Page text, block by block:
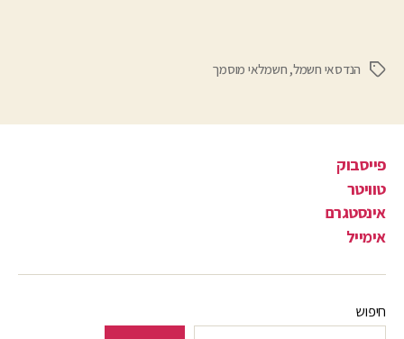
הנדסאי חשמל, חשמלאי מוסמך
פייסבוק
טוויטר
אינסטגרם
אימייל
חיפוש